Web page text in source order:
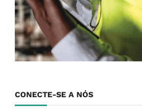
CONECTE-SE A NÓS